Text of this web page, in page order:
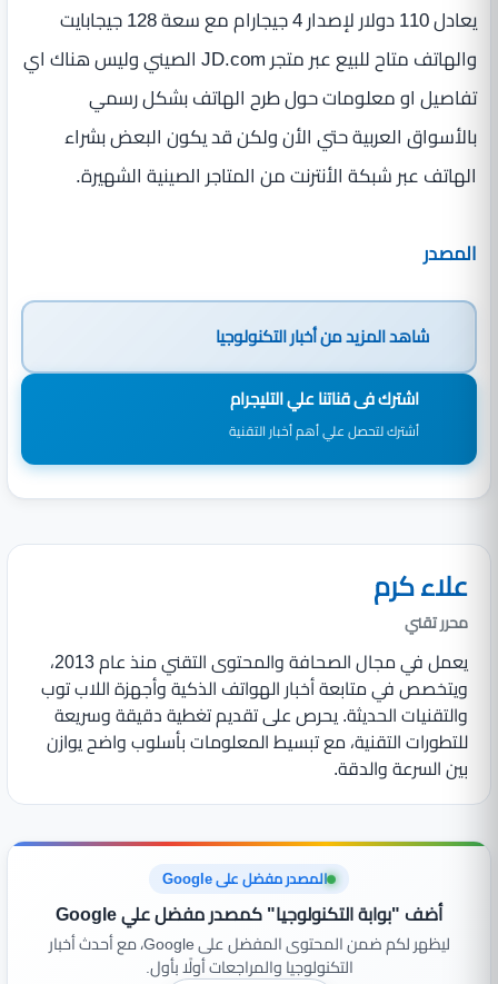
يعادل 110 دولار لإصدار 4 جيجارام مع سعة 128 جيجابايت
والهاتف متاح للبيع عبر متجر JD.com الصيني وليس هناك اي
تفاصيل او معلومات حول طرح الهاتف بشكل رسمي
بالأسواق العربية حتي الأن ولكن قد يكون البعض بشراء
الهاتف عبر شبكة الأنترنت من المتاجر الصينية الشهيرة.
المصدر
شاهد المزيد منأخبار التكنولوجيا
اشترك فى قناتنا علي التليجرام
أشترك لتحصل علي أهم أخبار التقنية
علاء كرم
محرر تقني
يعمل في مجال الصحافة والمحتوى التقني منذ عام 2013،
ويتخصص في متابعة أخبار الهواتف الذكية وأجهزة اللاب توب
والتقنيات الحديثة. يحرص على تقديم تغطية دقيقة وسريعة
للتطورات التقنية، مع تبسيط المعلومات بأسلوب واضح يوازن
بين السرعة والدقة.
المصدر مفضل على Google
أضف "بوابة التكنولوجيا" كمصدر مفضل علي Google
ليظهر لكم ضمن المحتوى المفضل على Google، مع أحدث أخبار
التكنولوجيا والمراجعات أولًا بأول.